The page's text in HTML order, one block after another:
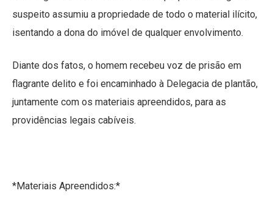
suspeito assumiu a propriedade de todo o material ilícito,
isentando a dona do imóvel de qualquer envolvimento.
Diante dos fatos, o homem recebeu voz de prisão em
flagrante delito e foi encaminhado à Delegacia de plantão,
juntamente com os materiais apreendidos, para as
providências legais cabíveis.
*Materiais Apreendidos:*